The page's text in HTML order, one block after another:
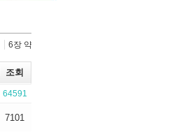
6장 약
조회
64591
7101